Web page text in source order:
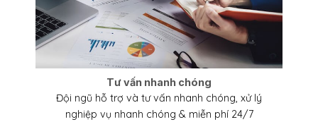
Tư vấn nhanh chóng
Đội ngũ hỗ trợ và tư vấn nhanh chóng, xử lý
nghiệp vụ nhanh chóng & miễn phí 24/7